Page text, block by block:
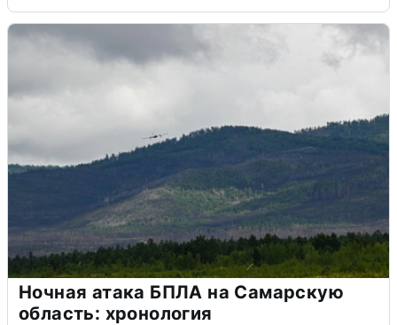
Ночная атака БПЛА на Самарскую
область: хронология